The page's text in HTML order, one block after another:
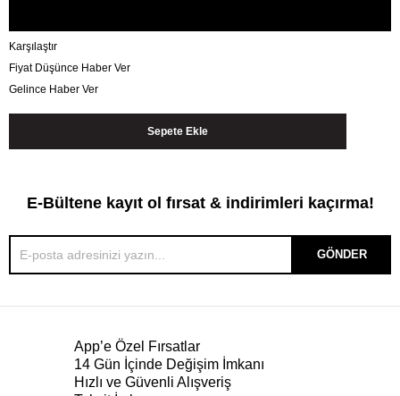
Karşılaştır
Fiyat Düşünce Haber Ver
Gelince Haber Ver
E-Bültene kayıt ol fırsat & indirimleri kaçırma!
GÖNDER
App’e Özel Fırsatlar
14 Gün İçinde Değişim İmkanı
Hızlı ve Güvenli Alışveriş